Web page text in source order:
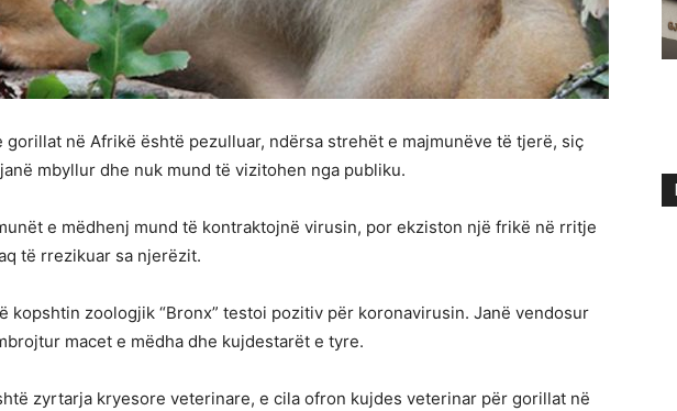
gorillat në Afrikë është pezulluar, ndërsa strehët e majmunëve të tjerë, siç
mbyllur dhe nuk mund të vizitohen nga publiku.
e mëdhenj mund të kontraktojnë virusin, por ekziston një frikë në rritje
të rrezikuar sa njerëzit.
kopshtin zoologjik “Bronx” testoi pozitiv për koronavirusin. Janë vendosur
macet e mëdha dhe kujdestarët e tyre.
zyrtarja kryesore veterinare, e cila ofron kujdes veterinar për gorillat në